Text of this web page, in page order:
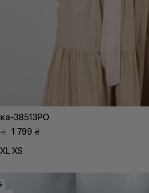
38513PO
₴ 1 799 ₴
XLXS